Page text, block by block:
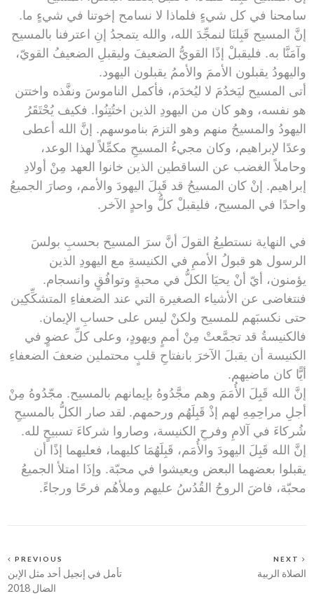
سامحنا في كل شيءٍ فلماذا لا نسامح إخوتنا في شيءٍ ما.
إنَّ المسيح قَبِلنَا لنمجِّدَ الله، والله يتمجدُ إنِ اعترفنا بالمسيح
وآمَنَّا به. فليقبلْ إذًا القويُّ الضعيفَ وليقبلِ الضعيفُ القويّ،
واليهودُ يقبلون الأممَ والأممُ يقبلون اليهود.
أتى المسيح ليَخدُمَ لا ليُخدَم، فأكمل الناموسَ ونفَّذه واختتن
هو نفسه، وهو كان من اليهودِ الذين اختُتِنُوا. فكيف يُحْتَقَرُ
اليهودُ والمسيحُ منهم وهو التزمَ بناموسهم. إنَّ الله أعطى
وعدًا لإبراهيم، وكان مجيءُ المسيحِ مكمِّلاً لهذا الوعد،
وحاملاً الغضب عن الساقطين الذين خانوا العهد مِنْ أولادِ
إبراهيم. إنْ كان المسيحُ قد قَبِلَ اليهودَ والأمم، وصارَ الجميعُ
واحدًا في المسيح، فليقبلْ كلُّ واحدٍ الآخر.
في النهاية نستطيعُ القولَ أنَّ سرَ المسيح بحسبِ بولسَ
الرسول هو قبولُ الأممِ في الكنيسةِ مع اليهودِ الذين
يؤمنون، أيّ أنْ يحيَا الكلُّ في محبةٍ وتوافُقٍ وانسجام.
فنتغاضى عن الأشياء الصغيرة التي عند الضعفاءِ المتشكِّكِين
حتى نكسبَهم للمسيح ولكنْ ليس على حسابِ الإيمان.
فالكنيسةُ قد تجمَّعتْ مِنْ أممٍ ويهودٍ، وعلى كلِّ عضوٍ في
الكنيسة أن يقبلَ الآخرَ بانفتاحِ قلبٍ محتملين ضعفَ الضعفاءِ
أيًّا كان ماضيهم.
إنَّ الله قَبِلَ الأُمَمَ وهم مجَّدُوهُ بإيمانهم بالمسيح. مجّدُوهُ مِنْ
أجلِ مراحِمِهِ لهم إذْ قَبِلَهُم ورحمهم. لقد صار الكلُّ بالمسيحِ
شُركاءَ في آلامِ وفرحِ الكنيسة، وصاروا شركاءَ تسبيحٍ لله.
إنَّ الله قَبِلَ اليهودَ والأُمَم، قَبِلَهُمَا كليهما، فعليهما إذًا أن
يقبلوا بعضهما البعض ويعيشوا في محبّة. وإذَا امتلأ الجميعُ
محبّة، فاضَ الروحُ القُدُسُ عليهم وملأهُم فرحًا ورجاءً.
PREVIOUS
تأمل في إنجيل أحد مثل الإبن
الضال 2018
NEXT
الصلاة الربية